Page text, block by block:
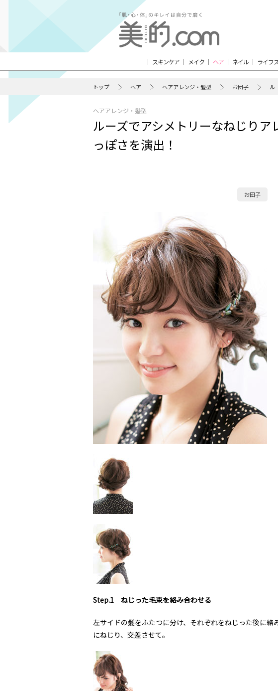
スキンケア メイク ヘア ネイル ライフ
トップ ヘア ヘアアレンジ・髪型 お団子 ル
ヘアアレンジ・髪型
ルーズでアシメトリーなねじりア
っぽさを演出！
お団子
Step.1 ねじった毛束を絡み合わせる
左サイドの髪をふたつに分け、それぞれをねじった後に
にねじり、交差させて。